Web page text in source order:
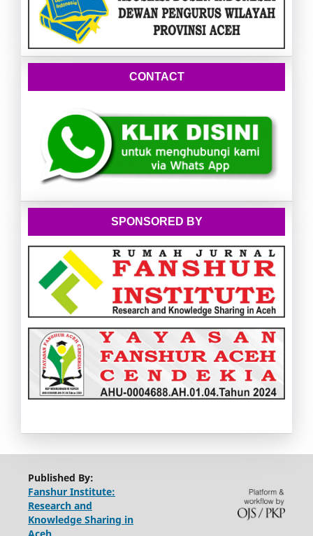
CONTACT
SPONSORED BY
Published By:
Fanshur Institute:
Research and
Knowledge Sharing in